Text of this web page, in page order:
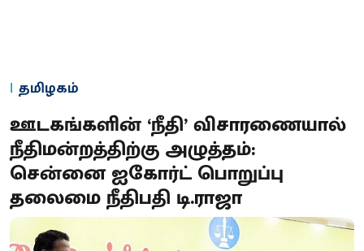
தமிழகம்
ஊடகங்களின் ‘நீதி’ விசாரணையால்
நீதிமன்றத்திற்கு அழுத்தம்:
சென்னை ஐகோர்ட் பொறுப்பு
தலைமை நீதிபதி டி.ராஜா